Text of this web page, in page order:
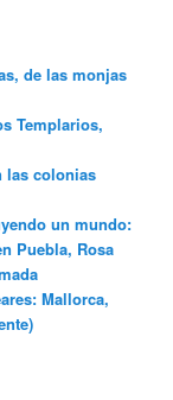
de las monjas
Templarios,
las colonias
un mundo:
Puebla, Rosa
Mallorca,